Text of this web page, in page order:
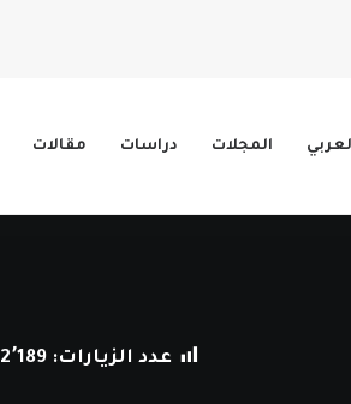
المجلات دراسات مقالات
عدد الزيارات: 2٬189